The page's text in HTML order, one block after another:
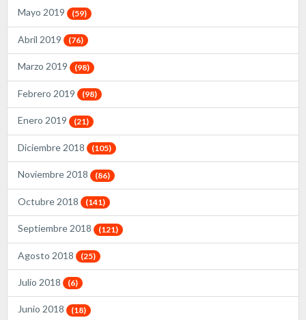
Mayo 2019 (59)
Abril 2019 (76)
Marzo 2019 (98)
Febrero 2019 (98)
Enero 2019 (21)
Diciembre 2018 (105)
Noviembre 2018 (86)
Octubre 2018 (141)
Septiembre 2018 (121)
Agosto 2018 (25)
Julio 2018 (6)
Junio 2018 (18)